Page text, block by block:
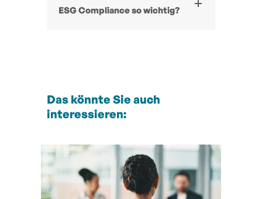
ESG Compliance so wichtig?
Das könnte Sie auch
interessieren: